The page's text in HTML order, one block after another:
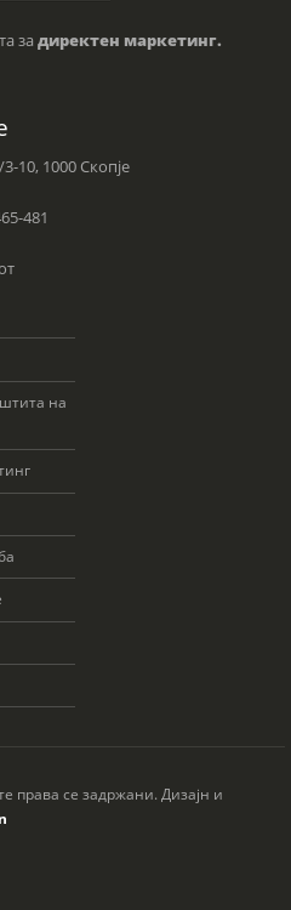
за директен маркетинг.
10, 1000 Скопје
481
на
права се задржани. Дизајн и